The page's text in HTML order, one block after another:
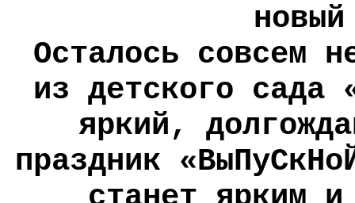
Осталось совсем
из детского сада
яркий,
праздник